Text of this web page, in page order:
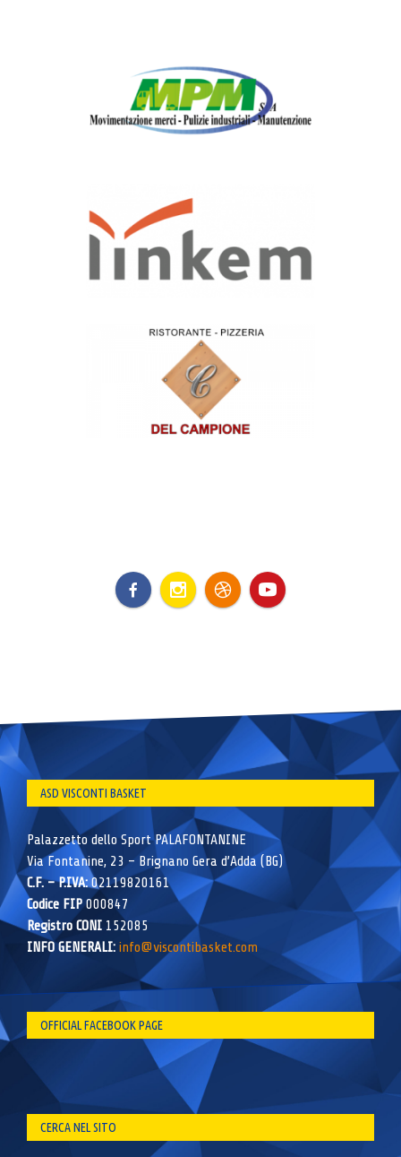
ASD VISCONTI BASKET
Palazzetto dello Sport PALAFONTANINE
Via Fontanine, 23 – Brignano Gera d’Adda (BG)
C.F. – P.IVA:02119820161
Codice FIP000847
Registro CONI 152085
INFO GENERALI: info@viscontibasket.com
OFFICIAL FACEBOOK PAGE
CERCA NEL SITO